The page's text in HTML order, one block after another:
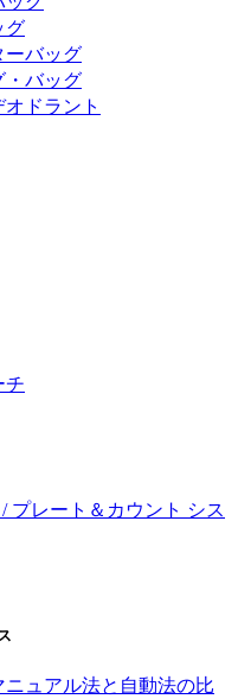
グ
ーバッグ
・バッグ
ドラント
チ
/ プレート＆カウント シス
ュアル法と自動法の比